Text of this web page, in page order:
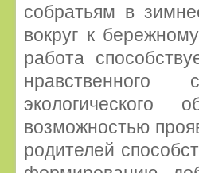
собратьям в
вокруг к
работа
нравственного
экологического
возможностью
родителей